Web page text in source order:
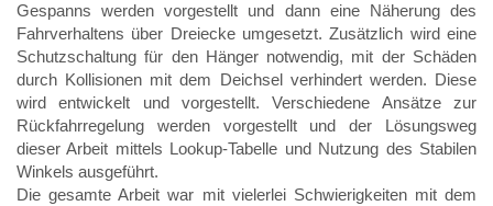
Gespanns werden vorgestellt und dann eine Näherung des
Fahrverhaltens über Dreiecke umgesetzt. Zusätzlich wird eine
Schutzschaltung für den Hänger notwendig, mit der Schäden
durch Kollisionen mit dem Deichsel verhindert werden. Diese
wird entwickelt und vorgestellt. Verschiedene Ansätze zur
Rückfahrregelung werden vorgestellt und der Lösungsweg
dieser Arbeit mittels Lookup-Tabelle und Nutzung des Stabilen
Winkels ausgeführt.
Die gesamte Arbeit war mit vielerlei Schwierigkeiten mit dem